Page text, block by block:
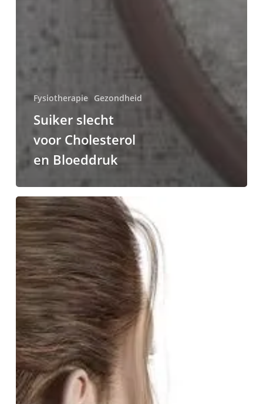
Fysiotherapie Gezondheid
Suiker slecht
voor Cholesterol
en Bloeddruk
Nekklachten
behandelen
wij
met
Fysio